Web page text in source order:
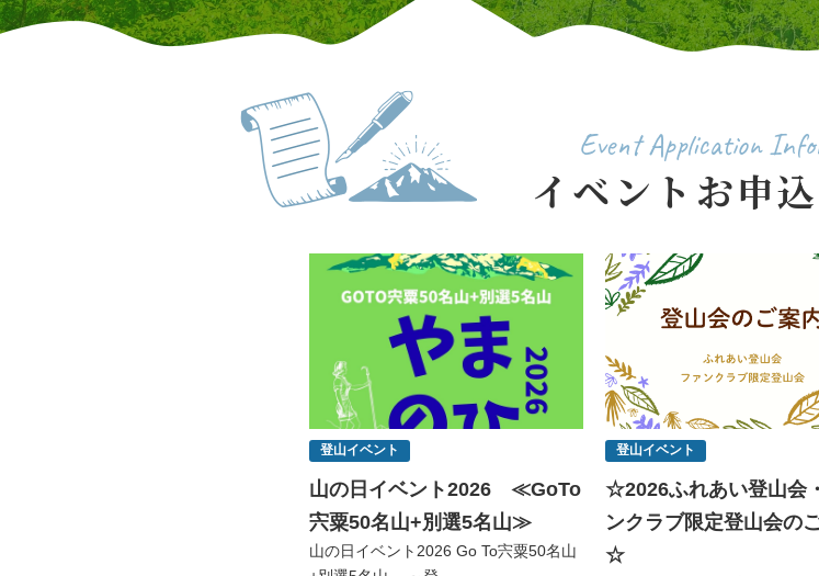
Event Application
イベントお申
登山イベント
山の日イベント2026 ≪GoTo
宍粟50名山+別選5名山≫
山の日イベント2026 Go To宍粟50名山
登山イベント
☆2026ふれあい登山会
ンクラブ限定登山会の
☆